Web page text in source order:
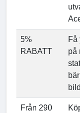
5%
RABATT
Få
på
Från 290